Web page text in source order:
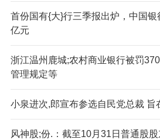
首份国有{大}行三季报出炉，中国
亿元
浙江温州鹿城;农村商业银行被罚
管理规定等
小泉进次,郎宣布参选自民党总裁 旨
风神股;份.：截至10月31日普通股